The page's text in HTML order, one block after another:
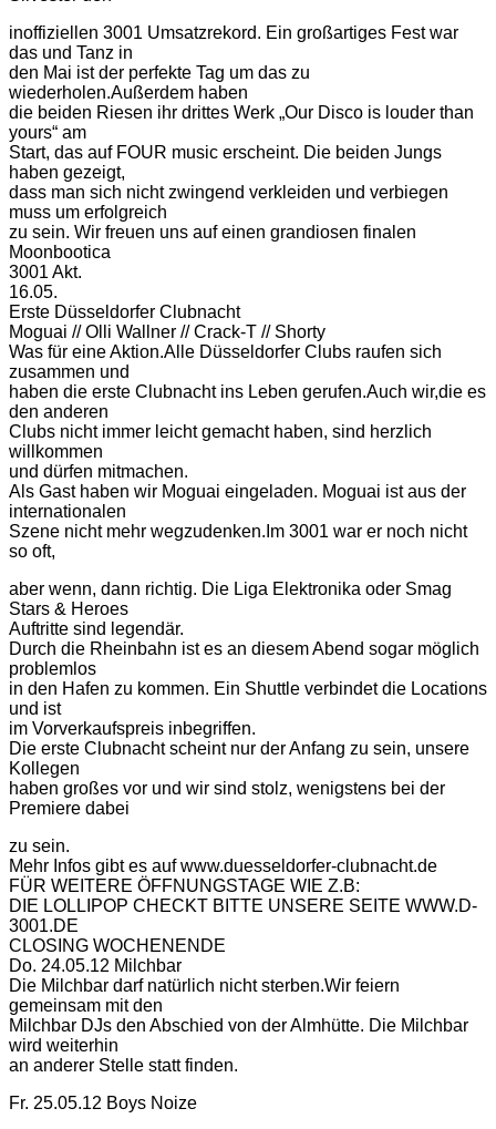
inoffiziellen 3001 Umsatzrekord. Ein großartiges Fest war
das und Tanz in
den Mai ist der perfekte Tag um das zu
wiederholen.Außerdem haben
die beiden Riesen ihr drittes Werk „Our Disco is louder than
yours“ am
Start, das auf FOUR music erscheint. Die beiden Jungs
haben gezeigt,
dass man sich nicht zwingend verkleiden und verbiegen
muss um erfolgreich
zu sein. Wir freuen uns auf einen grandiosen finalen
Moonbootica
3001 Akt.
16.05.
Erste Düsseldorfer Clubnacht
Moguai // Olli Wallner // Crack-T // Shorty
Was für eine Aktion.Alle Düsseldorfer Clubs raufen sich
zusammen und
haben die erste Clubnacht ins Leben gerufen.Auch wir,die es
den anderen
Clubs nicht immer leicht gemacht haben, sind herzlich
willkommen
und dürfen mitmachen.
Als Gast haben wir Moguai eingeladen. Moguai ist aus der
internationalen
Szene nicht mehr wegzudenken.Im 3001 war er noch nicht
so oft,
aber wenn, dann richtig. Die Liga Elektronika oder Smag
Stars & Heroes
Auftritte sind legendär.
Durch die Rheinbahn ist es an diesem Abend sogar möglich
problemlos
in den Hafen zu kommen. Ein Shuttle verbindet die Locations
und ist
im Vorverkaufspreis inbegriffen.
Die erste Clubnacht scheint nur der Anfang zu sein, unsere
Kollegen
haben großes vor und wir sind stolz, wenigstens bei der
Premiere dabei
zu sein.
Mehr Infos gibt es auf www.duesseldorfer-clubnacht.de
FÜR WEITERE ÖFFNUNGSTAGE WIE Z.B:
DIE LOLLIPOP CHECKT BITTE UNSERE SEITE WWW.D-
3001.DE
CLOSING WOCHENENDE
Do. 24.05.12 Milchbar
Die Milchbar darf natürlich nicht sterben.Wir feiern
gemeinsam mit den
Milchbar DJs den Abschied von der Almhütte. Die Milchbar
wird weiterhin
an anderer Stelle statt finden.
Fr. 25.05.12 Boys Noize